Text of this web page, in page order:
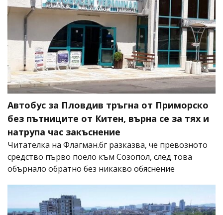
Автобус за Пловдив тръгна от Приморско
без пътниците от Китен, върна се за тях и
натрупа час закъснение
Читателка на Флагман.бг разказва, че превозното
средство първо поело към Созопол, след това
обърнало обратно без никакво обяснение